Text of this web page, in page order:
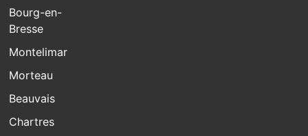
Bourg-en-
Bresse
Montelimar
Morteau
Beauvais
Chartres